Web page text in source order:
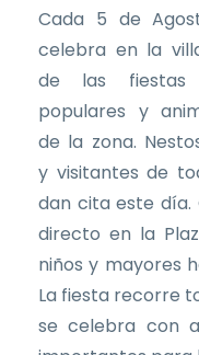
Cada 5 de
celebra en la
de las fiestas
populares y
de la zona.
y visitantes de
dan cita este día.
directo en la
niños y mayores
La fiesta recorre
se celebra con